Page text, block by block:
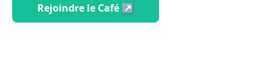
Rejoindre le Café ↗